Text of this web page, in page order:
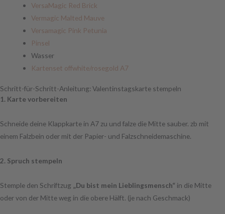
VersaMagic Red Brick
Vermagic Malted Mauve
Versamagic Pink Petunia
Pinsel
Wasser
Kartenset offwhite/rosegold A7
Schritt-für-Schritt-Anleitung: Valentinstagskarte stempeln
1. Karte vorbereiten
Schneide deine Klappkarte in A7 zu und falze die Mitte sauber. zb mit
einem Falzbein oder mit der Papier- und Falzschneidemaschine.
2. Spruch stempeln
Stemple den Schriftzug „Du bist mein Lieblingsmensch“ in die Mitte
oder von der Mitte weg in die obere Hälft. (je nach Geschmack)